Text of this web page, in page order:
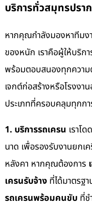
บริการทั่วสมุทรปราก
หากคุณกำลังมองหาทีมง
ของหนัก เราคือผู้ให้บริก
พร้อมตอบสนองทุกความ
เจกต์ก่อสร้างหรือโรงงา
ประเภทที่ครอบคลุมทุกก
1. บริการรถเครน เราโ
นาด เพื่อรองรับงานยก
หลังคา หากคุณต้องการ
เครนรับจ้าง ที่ได้มาตรฐ
รถเครนพร้อมคนขับ ที่